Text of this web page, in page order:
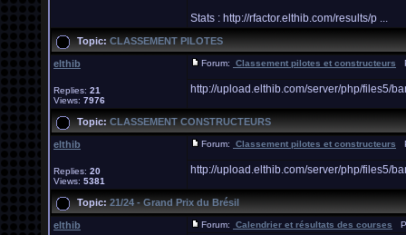
Stats : http://rfactor.elthib.com/results/p ...
Topic: CLASSEMENT PILOTES
elthib
Replies: 21
Views: 7976
Forum: Classement pilotes et constructeurs
http://upload.elthib.com/server/php/files5/
Topic: CLASSEMENT CONSTRUCTEURS
elthib
Replies: 20
Views: 5381
Forum: Classement pilotes et constructeurs
http://upload.elthib.com/server/php/files5/
Topic: 21/24 - Grand Prix du Brésil
elthib Forum: Calendrier et résultats des courses